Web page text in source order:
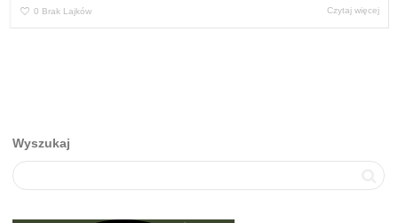
0 Brak Lajków Czytaj więcej
Wyszukaj